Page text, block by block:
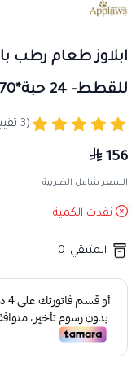
ابلاوز طعام رطب
للقطط- 24 حبة*70 جرام
(3 تقييمات)
156
السعر شامل الضريبة
نفدت الكمية
المتبقي 0